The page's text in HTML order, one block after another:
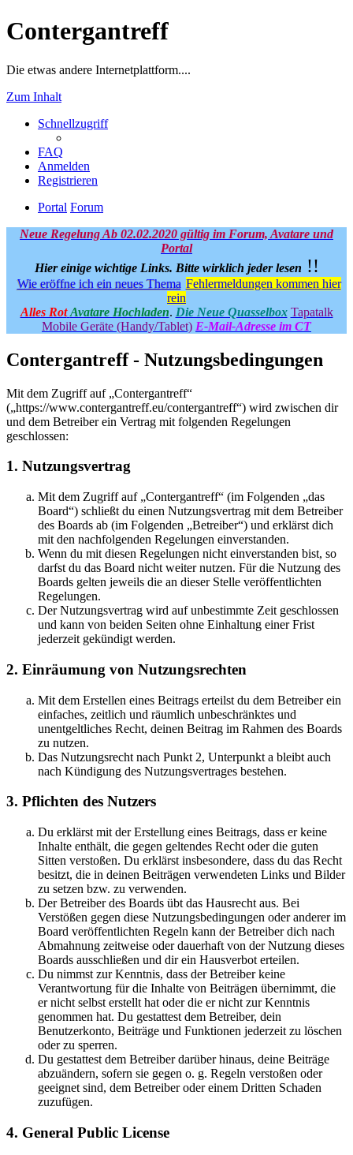
Contergantreff
Die etwas andere Internetplattform....
Zum Inhalt
Schnellzugriff
FAQ
Anmelden
Registrieren
Portal Forum
Neue Regelung Ab 02.02.2020 gültig im Forum, Avatare und
Portal
Hier einige wichtige Links. Bitte wirklich jeder lesen !!
Wie eröffne ich ein neues Thema Fehlermeldungen kommen hier
rein
Alles Rot Avatare Hochladen. Die Neue Quasselbox Tapatalk
Mobile Geräte (Handy/Tablet) E-Mail-Adresse im CT
Contergantreff - Nutzungsbedingungen
Mit dem Zugriff auf „Contergantreff“
(„https://www.contergantreff.eu/contergantreff“) wird zwischen dir
und dem Betreiber ein Vertrag mit folgenden Regelungen
geschlossen:
1. Nutzungsvertrag
Mit dem Zugriff auf „Contergantreff“ (im Folgenden „das
Board“) schließt du einen Nutzungsvertrag mit dem Betreiber
des Boards ab (im Folgenden „Betreiber“) und erklärst dich
mit den nachfolgenden Regelungen einverstanden.
Wenn du mit diesen Regelungen nicht einverstanden bist, so
darfst du das Board nicht weiter nutzen. Für die Nutzung des
Boards gelten jeweils die an dieser Stelle veröffentlichten
Regelungen.
Der Nutzungsvertrag wird auf unbestimmte Zeit geschlossen
und kann von beiden Seiten ohne Einhaltung einer Frist
jederzeit gekündigt werden.
2. Einräumung von Nutzungsrechten
Mit dem Erstellen eines Beitrags erteilst du dem Betreiber ein
einfaches, zeitlich und räumlich unbeschränktes und
unentgeltliches Recht, deinen Beitrag im Rahmen des Boards
zu nutzen.
Das Nutzungsrecht nach Punkt 2, Unterpunkt a bleibt auch
nach Kündigung des Nutzungsvertrages bestehen.
3. Pflichten des Nutzers
Du erklärst mit der Erstellung eines Beitrags, dass er keine
Inhalte enthält, die gegen geltendes Recht oder die guten
Sitten verstoßen. Du erklärst insbesondere, dass du das Recht
besitzt, die in deinen Beiträgen verwendeten Links und Bilder
zu setzen bzw. zu verwenden.
Der Betreiber des Boards übt das Hausrecht aus. Bei
Verstößen gegen diese Nutzungsbedingungen oder anderer im
Board veröffentlichten Regeln kann der Betreiber dich nach
Abmahnung zeitweise oder dauerhaft von der Nutzung dieses
Boards ausschließen und dir ein Hausverbot erteilen.
Du nimmst zur Kenntnis, dass der Betreiber keine
Verantwortung für die Inhalte von Beiträgen übernimmt, die
er nicht selbst erstellt hat oder die er nicht zur Kenntnis
genommen hat. Du gestattest dem Betreiber, dein
Benutzerkonto, Beiträge und Funktionen jederzeit zu löschen
oder zu sperren.
Du gestattest dem Betreiber darüber hinaus, deine Beiträge
abzuändern, sofern sie gegen o. g. Regeln verstoßen oder
geeignet sind, dem Betreiber oder einem Dritten Schaden
zuzufügen.
4. General Public License